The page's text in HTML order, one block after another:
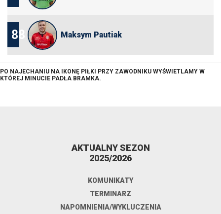
88 Maksym Pautiak
PO NAJECHANIU NA IKONĘ PIŁKI PRZY ZAWODNIKU WYŚWIETLAMY W
KTÓREJ MINUCIE PADŁA BRAMKA.
AKTUALNY SEZON
2025/2026
KOMUNIKATY
TERMINARZ
NAPOMNIENIA/WYKLUCZENIA